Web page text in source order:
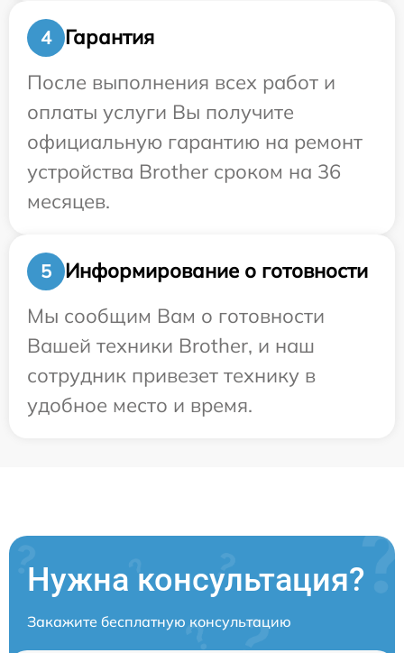
4
Гарантия
После выполнения всех работ и
оплаты услуги Вы получите
официальную гарантию на ремонт
устройства Brother сроком на 36
месяцев.
5
Информирование о готовности
Мы сообщим Вам о готовности
Вашей техники Brother, и наш
сотрудник привезет технику в
удобное место и время.
Нужна консультация?
Закажите бесплатную консультацию